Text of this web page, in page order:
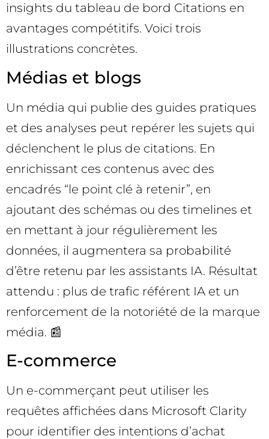
insights du tableau de bord Citations en
avantages compétitifs. Voici trois
illustrations concrètes.
Médias et blogs
Un média qui publie des guides pratiques
et des analyses peut repérer les sujets qui
déclenchent le plus de citations. En
enrichissant ces contenus avec des
encadrés “le point clé à retenir”, en
ajoutant des schémas ou des timelines et
en mettant à jour régulièrement les
données, il augmentera sa probabilité
d’être retenu par les assistants IA. Résultat
attendu : plus de trafic référent IA et un
renforcement de la notoriété de la marque
média. 📰
E-commerce
Un e-commerçant peut utiliser les
requêtes affichées dans Microsoft Clarity
pour identifier des intentions d’achat